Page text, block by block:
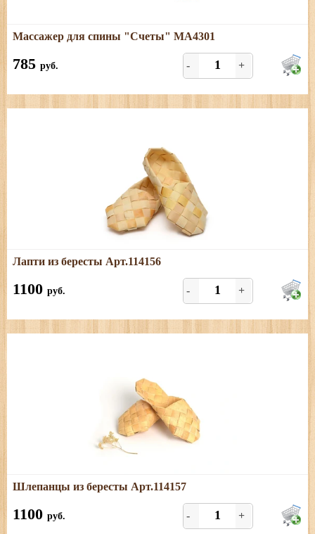
Подробнее
Размеры: длина - 22,5 см; ширина - 17 см
Массажер для спины "Счеты" МА4301
785 руб. - +
Подробнее
Настоящие русские лапти. Размеры: от 26 до 45
Лапти из бересты Арт.114156
1100 руб. - +
Подробнее
Удобные и практичные берестяные шлепанцы. Размеры:
от 26 до 45.
Шлепанцы из бересты Арт.114157
1100 руб. - +